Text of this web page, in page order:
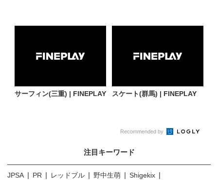
サーフィン(三重) | FINEPLAY スケート(群馬) | FINEPLAY
Recommended by
注目キーワード
JPSA PR レッドブル 野中生萌
Shigekix